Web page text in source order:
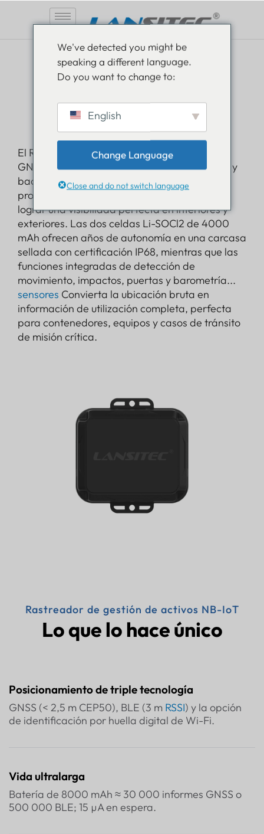
NB-IoT y LTE-M
Seguimiento de la
gestión de activos
El Rastreador de Gestión de Activos combina
GNSS multiconstelación con escaneo BLE 5.0 y
backhaul global NB-IoT/LTE-M para
proporcionar a los activos una sola etiqueta y
lograr una visibilidad perfecta en interiores y
exteriores. Las dos celdas Li-SOCl2 de 4000
mAh ofrecen años de autonomía en una carcasa
sellada con certificación IP68, mientras que las
funciones integradas de detección de
movimiento, impactos, puertas y barometría...
sensores Convierta la ubicación bruta en
información de utilización completa, perfecta
para contenedores, equipos y casos de tránsito
de misión crítica.
Rastreador de gestión de activos NB-IoT
Lo que lo hace único
Posicionamiento de triple tecnología
GNSS (< 2,5 m CEP50), BLE (3 m RSSI) y la opción
de identificación por huella digital de Wi-Fi.
Vida ultralarga
Batería de 8000 mAh ≈ 30 000 informes GNSS o
500 000 BLE; 15 µA en espera.
We've detected you might be
speaking a different language.
Do you want to change to:
English
Change Language
Close and do not switch language